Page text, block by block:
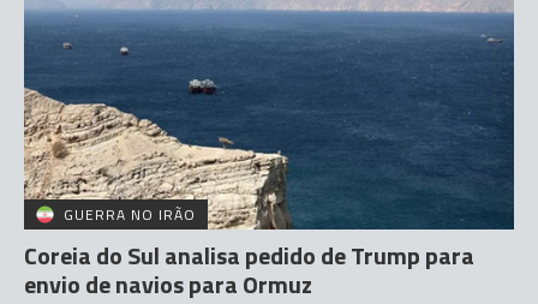
GUERRA NO IRÃO
Coreia do Sul analisa pedido de Trump para
envio de navios para Ormuz